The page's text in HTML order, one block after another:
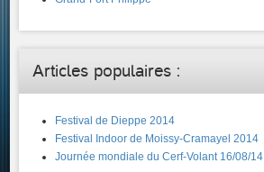
Articles populaires :
Festival de Dieppe 2014
Festival Indoor de Moissy-Cramayel 2014
Journée mondiale du Cerf-Volant 16/08/14